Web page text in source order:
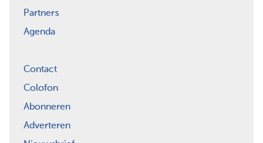
Partners
Agenda
Contact
Colofon
Abonneren
Adverteren